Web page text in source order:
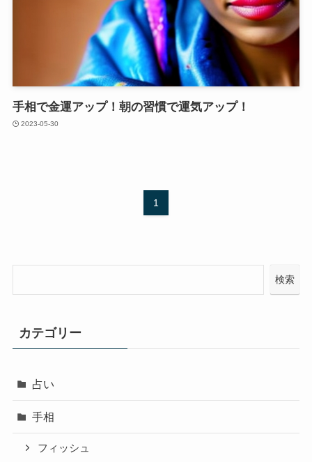
手相で金運アップ！朝の習慣で運気アップ！
2023-05-30
1
検索
カテゴリー
占い
手相
フィッシュ